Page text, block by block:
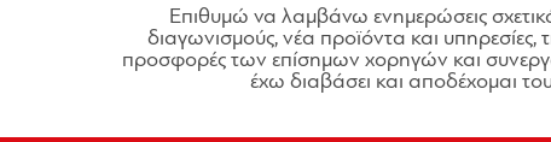
Επιθυμώ να λαμβάνω ενημερώσεις
διαγωνισμούς, νέα προϊόντα και υπηρεσίες,
προσφορές των επίσημων χορηγών και
έχω διαβάσει και αποδέχομαι